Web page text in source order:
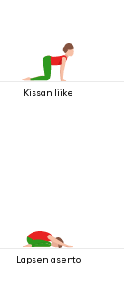
Kissan liike
Lapsen asento